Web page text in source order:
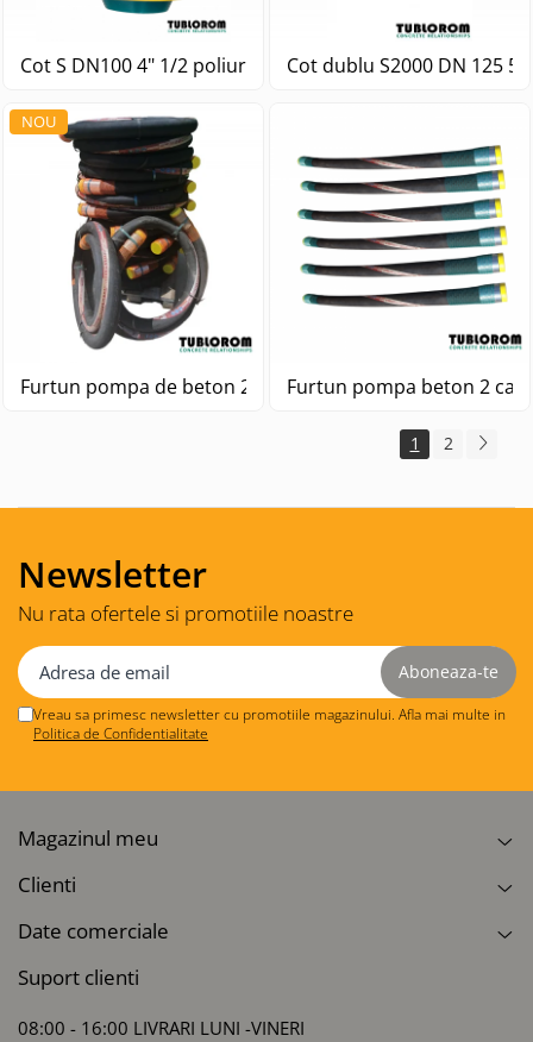
Cot S DN100 4" 1/2 poliuretan
NOU
Furtun pompa de beton 2 capete DN65 3" 5m
Furtun pompa beton 2
1 2
Newsletter
Nu rata ofertele si promotiile noastre
Vreau sa primesc newsletter cu promotiile magazinului. Afla mai multe in
Politica de Confidentialitate
Magazinul meu
Clienti
Date comerciale
Suport clienti
08:00 - 16:00 LIVRARI LUNI -VINERI